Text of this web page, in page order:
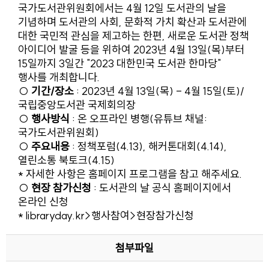
국가도서관위원회에서는 4월 12일 도서관의 날을
기념하며 도서관의 사회, 문화적 가치 확산과 도서관에
대한 국민적 관심을 제고하는 한편, 새로운 도서관 정책
아이디어 발굴 등을 위하여 2023년 4월 13일(목)부터
15일까지 3일간 "2023 대한민국 도서관 한마당"
행사를 개최합니다.
○ 기간/장소 : 2023년 4월 13일(목) - 4월 15일(토)/
국립중앙도서관 국제회의장
○ 행사방식 : 온 오프라인 병행(유튜브 채널:
국가도서관위원회)
○ 주요내용 : 정책포럼(4.13), 해커톤대회(4.14),
열린소통 북토크(4.15)
* 자세한 사항은 홈페이지 프로그램을 참고 해주세요.
○ 현장 참가신청 : 도서관의 날 공식 홈페이지에서
온라인 신청
* libraryday.kr>행사참여>현장참가신청
첨부파일